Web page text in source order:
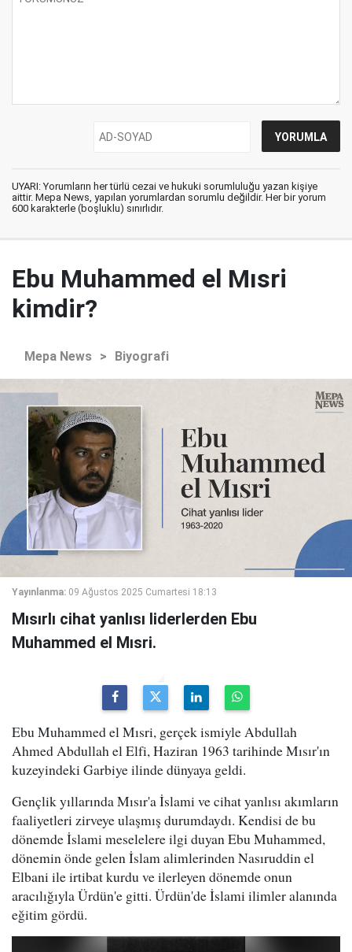
UYARI: Yorumların her türlü cezai ve hukuki sorumluluğu yazan kişiye
aittir. Mepa News, yapılan yorumlardan sorumlu değildir. Her bir yorum
600 karakterle (boşluklu) sınırlıdır.
Ebu Muhammed el Mısri
kimdir?
Mepa News > Biyografi
Yayınlanma: 09 Ağustos 2025 Cumartesi 18:13
Mısırlı cihat yanlısı liderlerden Ebu
Muhammed el Mısri.
Ebu Muhammed el Mısri, gerçek ismiyle Abdullah
Ahmed Abdullah el Elfi, Haziran 1963 tarihinde Mısır'ın
kuzeyindeki Garbiye ilinde dünyaya geldi.
Gençlik yıllarında Mısır'a İslami ve cihat yanlısı akımların
faaliyetleri zirveye ulaşmış durumdaydı. Kendisi de bu
dönemde İslami meselelere ilgi duyan Ebu Muhammed,
dönemin önde gelen İslam alimlerinden Nasıruddin el
Elbani ile irtibat kurdu ve ilerleyen dönemde onun
aracılığıyla Ürdün'e gitti. Ürdün'de İslami ilimler alanında
eğitim gördü.